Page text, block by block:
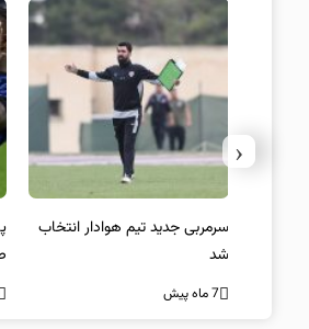
سرمربی جدید تیم هوادار انتخاب
شد
7 ماه پیش
‹